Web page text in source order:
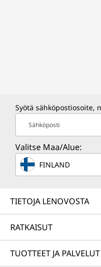
Syötä sähköpostiosoite,
Sähköposti
Valitse Maa/Alue:
FINLAND
TIETOJA LENOVOSTA
RATKAISUT
TUOTTEET JA PALVELUT